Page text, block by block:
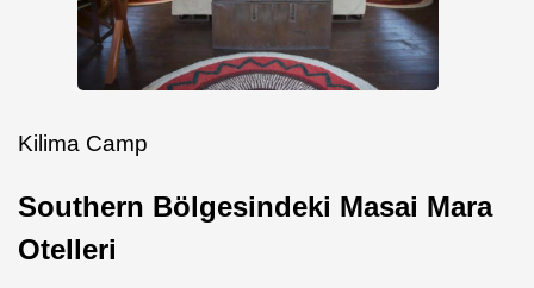
Kilima Camp
Southern Bölgesindeki Masai Mara
Otelleri